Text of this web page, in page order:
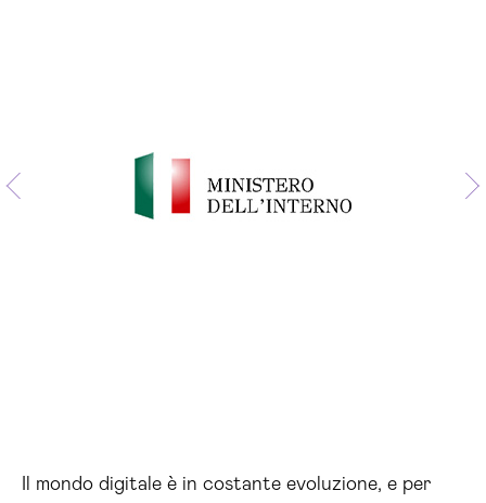
Il mondo digitale è in costante evoluzione, e per